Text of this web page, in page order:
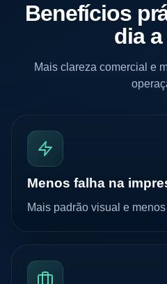
Benefícios
dia
Mais clareza comercial e
Menos falha na
Mais padrão visual e